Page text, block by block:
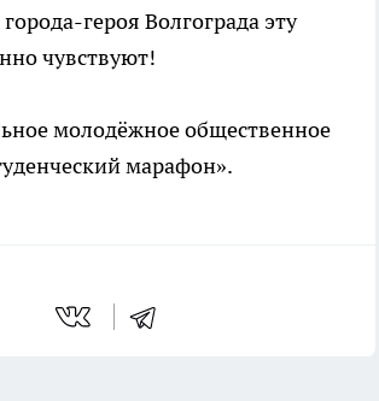
героя Волгограда эту
чувствуют!
молодёжное общественное
марафон».